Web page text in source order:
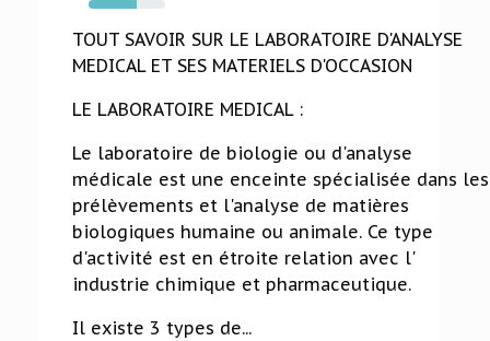
63%
TOUT SAVOIR SUR LE LABORATOIRE D'ANALYSE
MEDICAL ET SES MATERIELS D'OCCASION
LE LABORATOIRE MEDICAL :
Le laboratoire de biologie ou d'analyse
médicale est une enceinte spécialisée dans les
prélèvements et l'analyse de matières
biologiques humaine ou animale. Ce type
d'activité est en étroite relation avec l'
industrie chimique et pharmaceutique.
Il existe 3 types de...